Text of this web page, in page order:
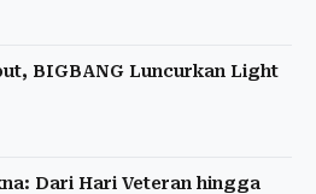
BIGBANG Luncurkan Light
Dari Hari Veteran hingga